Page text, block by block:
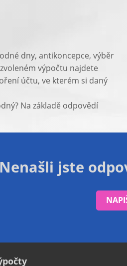
dny, antikoncepce, výběr
výpočtu najdete
účtu, ve kterém si daný
Na základě odpovědí
Nenašli jste